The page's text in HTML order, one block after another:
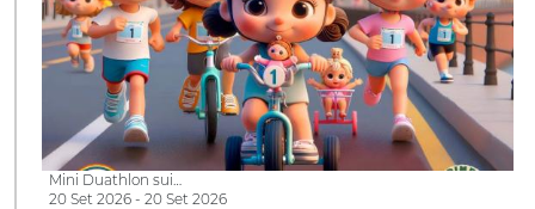
Mini Duathlon sui…
20 Set 2026 - 20 Set 2026